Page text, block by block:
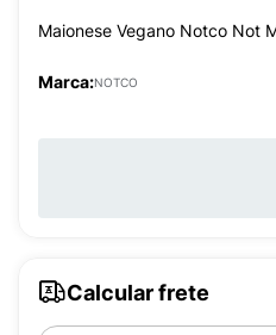
Maionese Vegano Notco Not
Marca:NOTCO
Calcular frete